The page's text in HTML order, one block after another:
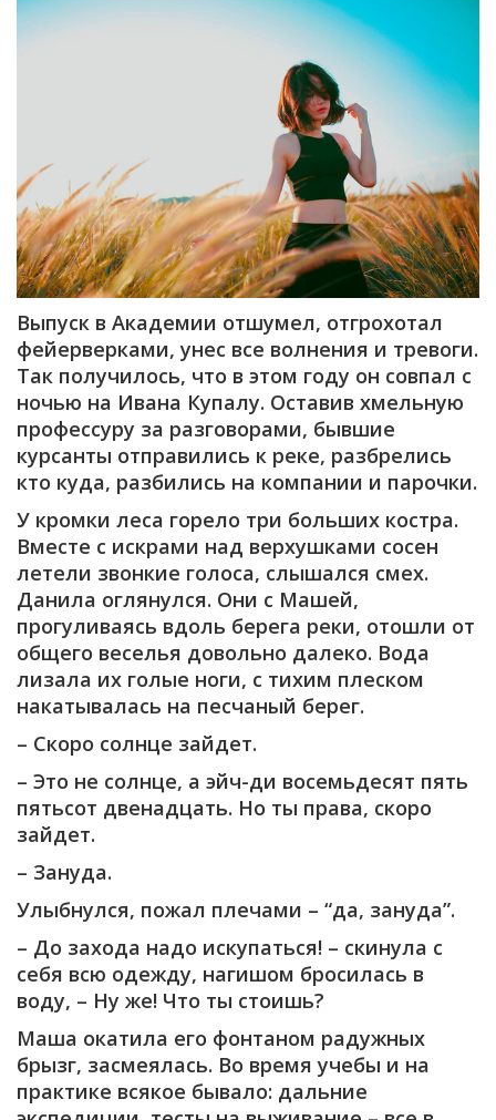
Выпуск в Академии отшумел, отгрохотал
фейерверками, унес все волнения и тревоги.
Так получилось, что в этом году он совпал с
ночью на Ивана Купалу. Оставив хмельную
профессуру за разговорами, бывшие
курсанты отправились к реке, разбрелись
кто куда, разбились на компании и парочки.
У кромки леса горело три больших костра.
Вместе с искрами над верхушками сосен
летели звонкие голоса, слышался смех.
Данила оглянулся. Они с Машей,
прогуливаясь вдоль берега реки, отошли от
общего веселья довольно далеко. Вода
лизала их голые ноги, с тихим плеском
накатывалась на песчаный берег.
– Скоро солнце зайдет.
– Это не солнце, а эйч-ди восемьдесят пять
пятьсот двенадцать. Но ты права, скоро
зайдет.
– Зануда.
Улыбнулся, пожал плечами – “да, зануда”.
– До захода надо искупаться! – скинула с
себя всю одежду, нагишом бросилась в
воду, – Ну же! Что ты стоишь?
Маша окатила его фонтаном радужных
брызг, засмеялась. Во время учебы и на
практике всякое бывало: дальние